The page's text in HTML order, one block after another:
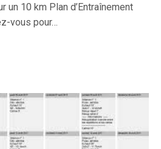
un 10 km Plan d’Entraînement
vous pour…